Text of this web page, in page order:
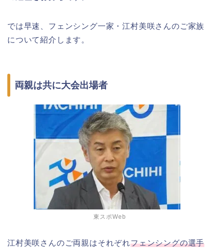
では早速、フェンシング一家・江村美咲さんのご家族
について紹介します。
両親は共に大会出場者
東スポWeb
江村美咲さんのご両親はそれぞれフェンシングの選手